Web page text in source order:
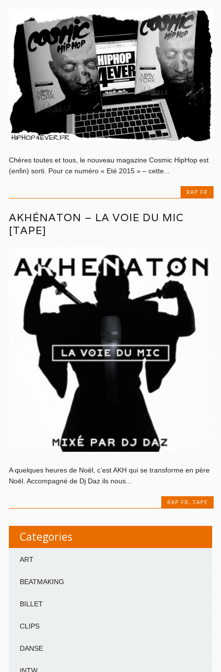
Chères toutes et tous, le nouveau magazine Cosmic HipHop est
(enfin) sorti. Pour ce numéro « Eté 2015 » – cette...
RAP FR
AKHÉNATON – LA VOIE DU MIC
[TAPE]
A quelques heures de Noël, c’est AKH qui se transforme en père
Noël. Accompagné de Dj Daz ils nous...
RAP FR , TAPE
Categories
ART
BEATMAKING
BILLET
CLIPS
DANSE